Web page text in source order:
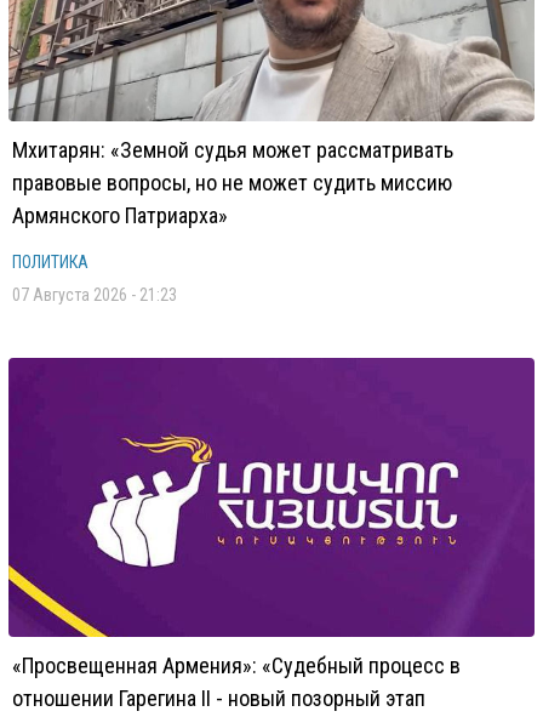
Мхитарян: «Земной судья может рассматривать
правовые вопросы, но не может судить миссию
Армянского Патриарха»
ПОЛИТИКА
07 Августа 2026 - 21:23
«Просвещенная Армения»: «Судебный процесс в
отношении Гарегина II - новый позорный этап